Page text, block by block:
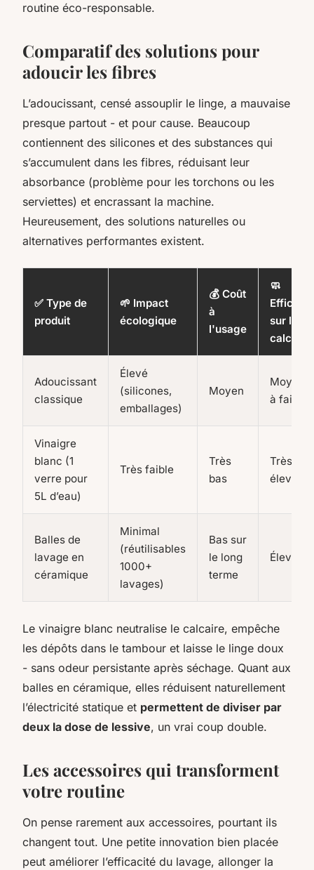
routine éco-responsable.
Comparatif des solutions pour
adoucir les fibres
L’adoucissant, censé assouplir le linge, a mauvaise
presque partout - et pour cause. Beaucoup
contiennent des silicones et des substances qui
s’accumulent dans les fibres, réduisant leur
absorbance (problème pour les torchons ou les
serviettes) et encrassant la machine.
Heureusement, des solutions naturelles ou
alternatives performantes existent.
✅ Type de
produit
🌱 Impact
écologique
💰 Coût
à
l'usage
🧼
sur le
calcaire
Adoucissant
classique
Élevé
(silicones,
emballages)
Moyen
à faible
Vinaigre
blanc (1
verre pour
5L d’eau)
Très faible
Très
bas
Très
élevée
Balles de
lavage en
céramique
Minimal
(réutilisables
1000+
lavages)
Bas sur
le long
terme
Élevée
Le vinaigre blanc neutralise le calcaire, empêche
les dépôts dans le tambour et laisse le linge doux
- sans odeur persistante après séchage. Quant aux
balles en céramique, elles réduisent naturellement
l’électricité statique et permettent de diviser par
deux la dose de lessive, un vrai coup double.
Les accessoires qui transforment
votre routine
On pense rarement aux accessoires, pourtant ils
changent tout. Une petite innovation bien placée
peut améliorer l’efficacité du lavage, allonger la